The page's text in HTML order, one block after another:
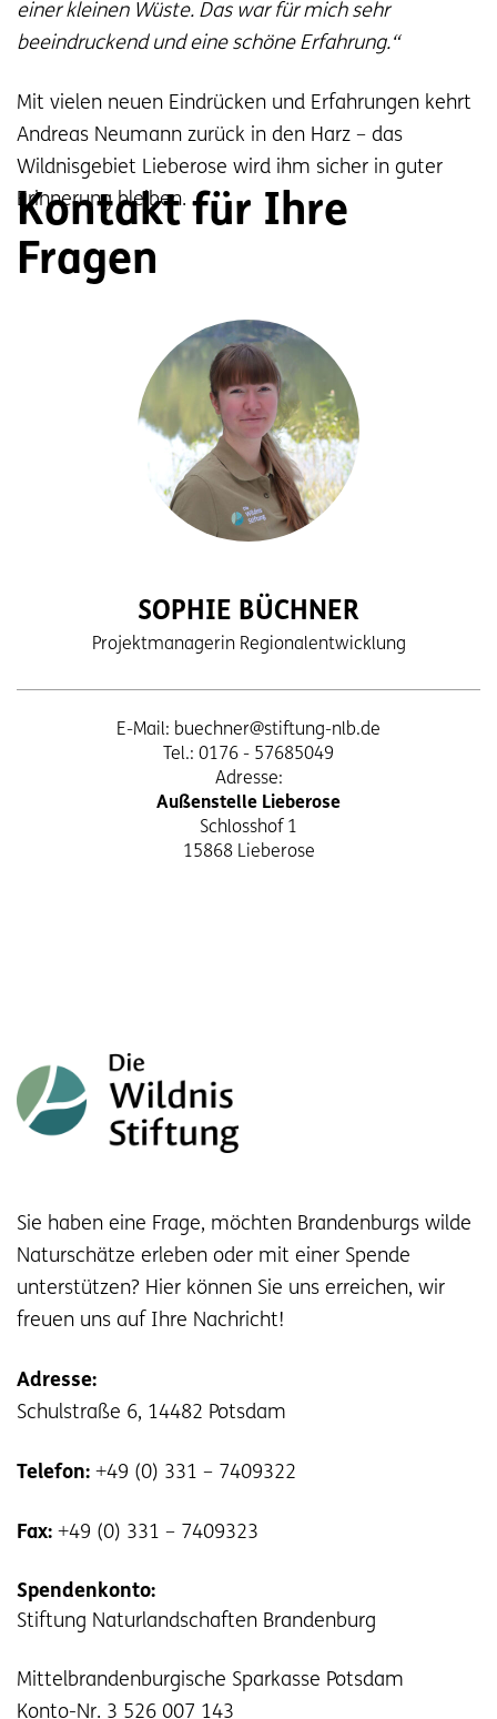
einer kleinen Wüste. Das war für mich sehr
beeindruckend und eine schöne Erfahrung.“
Mit vielen neuen Eindrücken und Erfahrungen kehrt
Andreas Neumann zurück in den Harz – das
Wildnisgebiet Lieberose wird ihm sicher in guter
Erinnerung bleiben.
Kontakt für Ihre
Fragen
SOPHIE BÜCHNER
Projektmanagerin Regionalentwicklung
E-Mail: buechner@stiftung-nlb.de
Tel.: 0176 - 57685049
Adresse:
Außenstelle Lieberose
Schlosshof 1
15868 Lieberose
Sie haben eine Frage, möchten Brandenburgs wilde
Naturschätze erleben oder mit einer Spende
unterstützen? Hier können Sie uns erreichen, wir
freuen uns auf Ihre Nachricht!
Adresse:
Schulstraße 6, 14482 Potsdam
Telefon: +49 (0) 331 – 7409322
Fax: +49 (0) 331 – 7409323
Spendenkonto:
Stiftung Naturlandschaften Brandenburg
Mittelbrandenburgische Sparkasse Potsdam
Konto-Nr. 3 526 007 143